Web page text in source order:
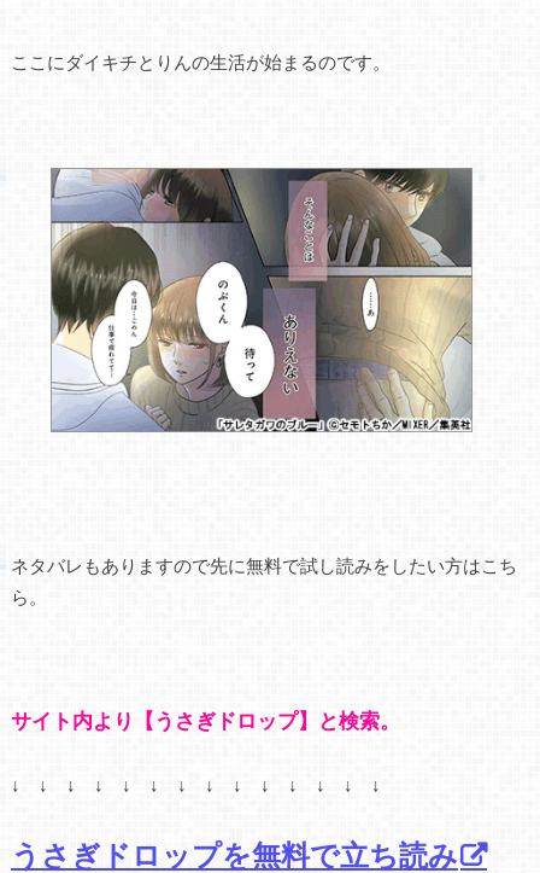
ここにダイキチとりんの生活が始まるのです。
ネタバレもありますので先に無料で試し読みをしたい方はこち
ら。
サイト内より【うさぎドロップ】と検索。
↓ ↓ ↓ ↓ ↓ ↓ ↓ ↓ ↓ ↓ ↓ ↓ ↓ ↓
うさぎドロップを無料で立ち読み